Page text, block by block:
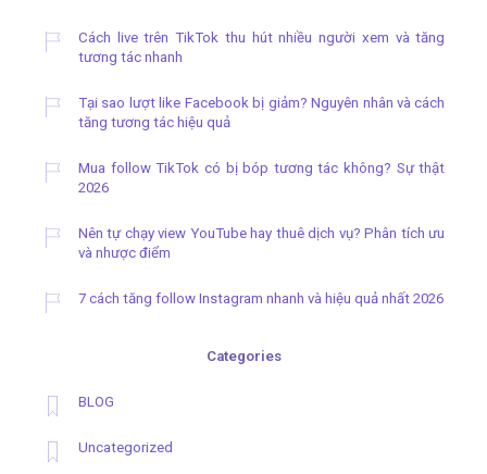
Cách live trên TikTok thu hút nhiều người xem và tăng
tương tác nhanh
Tại sao lượt like Facebook bị giảm? Nguyên nhân và cách
tăng tương tác hiệu quả
Mua follow TikTok có bị bóp tương tác không? Sự thật
2026
Nên tự chạy view YouTube hay thuê dịch vụ? Phân tích ưu
và nhược điểm
7 cách tăng follow Instagram nhanh và hiệu quả nhất 2026
Categories
BLOG
Uncategorized